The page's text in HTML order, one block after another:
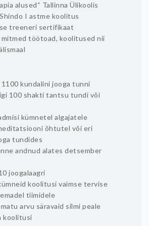
alused“ Tallinna Ülikoolis
I astme koolitus
treeneri sertifikaat
töötoad, koolitused nii
kundalini jooga tunni
100 shakti tantsu tundi või
kümnetel algajatele
õhtutel või eri
tundides
andnud alates detsember
joogalaagri
koolitusi vaimse tervise
tiimidele
arvu säravaid silmi peale
koolitusi